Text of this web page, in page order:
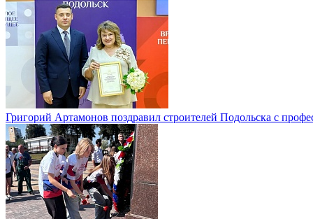
Григорий Артамонов поздравил строителей Подольска с